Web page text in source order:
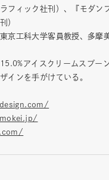
フィック社刊）、『モダン
）
京工科大学客員教授、多摩
アイスクリームスプー
インを手がけている。